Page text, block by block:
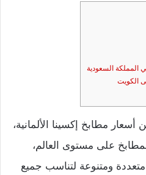
المملكة السعودية
الكويت
مطابخ إكسينا الألمانية،
على مستوى العالم،
ومتنوعة لتناسب جميع